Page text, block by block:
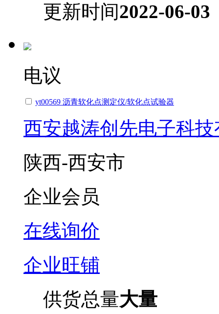
更新时间2022-06-03
电议
yt00569 沥青软化点测定仪/软化点试验器
西安越涛创先电子科
陕西-西安市
企业会员
在线询价
企业旺铺
供货总量大量